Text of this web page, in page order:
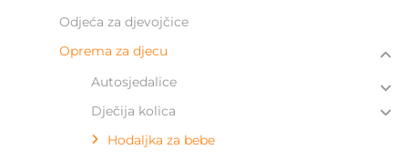
Odjeća za djevojčice
Oprema za djecu
Autosjedalice
Dječija kolica
Hodaljka za bebe​